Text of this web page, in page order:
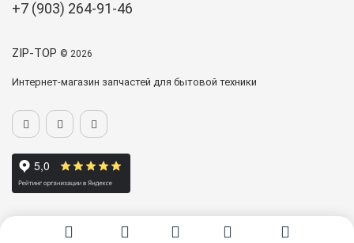
ZIP-TOP © 2026
Интернет-магазин запчастей для бытовой техники
+7 (903) 264-91-46